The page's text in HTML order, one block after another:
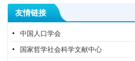
友情链接
中国人口学会
国家哲学社会科学文献中心